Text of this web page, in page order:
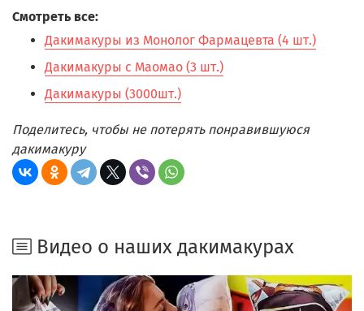
Смотреть все:
Дакимакуры из Монолог Фармацевта (4 шт.)
Дакимакуры с Маомао (3 шт.)
Дакимакуры (3000шт.)
Поделитесь, чтобы не потерять понравившуюся
дакимакуру
Видео о наших дакимакурах